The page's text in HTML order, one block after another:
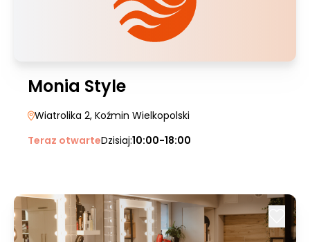
Monia Style
Wiatrolika 2, Koźmin Wielkopolski
Teraz otwarteDzisiaj:10:00-18:00